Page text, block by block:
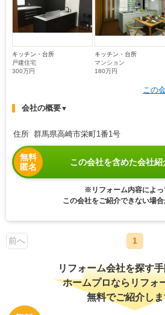
キッチン・台所
戸建住宅
300万円
キッチン・台所
マンション
180万円
この
会社の概要▼
住所 群馬県高崎市栄町1番1号
無料
匿名
この会社を含めた会社紹
※リフォーム内容によっ
この会社をご紹介できない場合
前へ 1
リフォーム会社を探す手
ホームプロならリフォ
無料でご紹介しま